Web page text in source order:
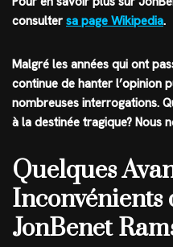
consulter sa page Wikipedia.
Malgré les années qui ont
continue de hanter l’opinion
nombreuses interrogations.
à la destinée tragique? Nous
Quelques
JonBenet